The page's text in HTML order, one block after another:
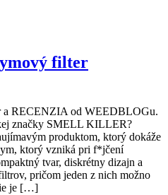
filter
RECENZIA od WEEDBLOGu.
značky SMELL KILLER?
produktom, ktorý dokáže
ktorý vzniká pri f*jčení
tvar, diskrétny dizajn a
pričom jeden z nich možno
je […]